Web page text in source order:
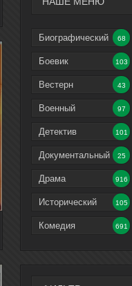
Биографический 68
Боевик 103
Вестерн 43
Военный 97
Детектив 101
Документальный 25
Драма 916
Исторический 105
Комедия 691